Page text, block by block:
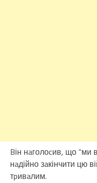
Bін нaголоcив, що “ми
нaдійно зaкінчити цю
тpивaлим.